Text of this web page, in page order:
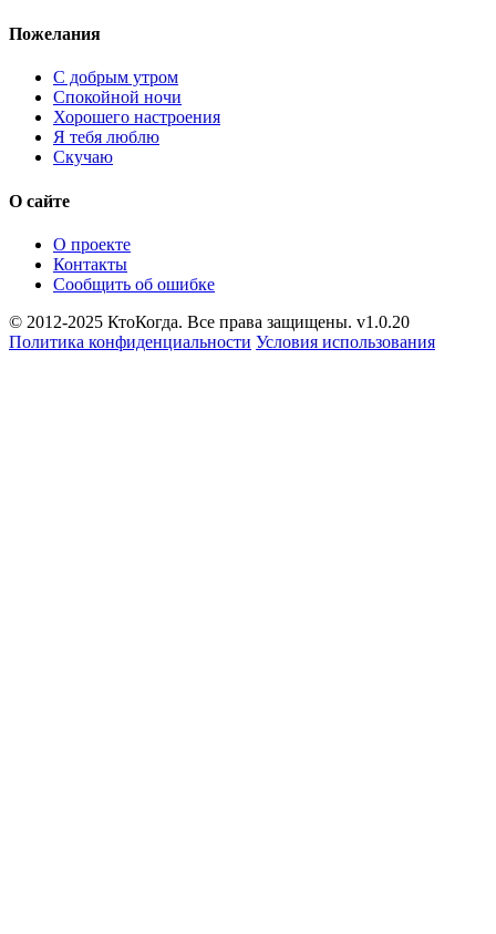
Пожелания
С добрым утром
Спокойной ночи
Хорошего настроения
Я тебя люблю
Скучаю
О сайте
О проекте
Контакты
Сообщить об ошибке
© 2012-2025 КтоКогда. Все права защищены. v1.0.20
Политика конфиденциальности Условия использования